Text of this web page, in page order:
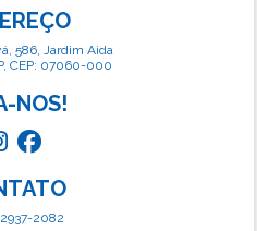
586, Jardim Aida
CEP: 07060-000
NOS!
2082